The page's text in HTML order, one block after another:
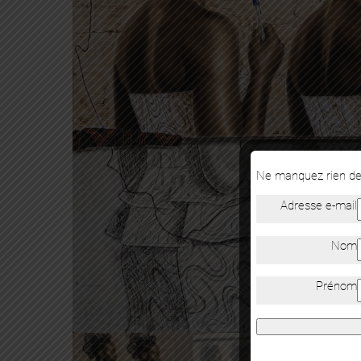
Ne manquez rien
Adresse e-mail
Nom
Prénom